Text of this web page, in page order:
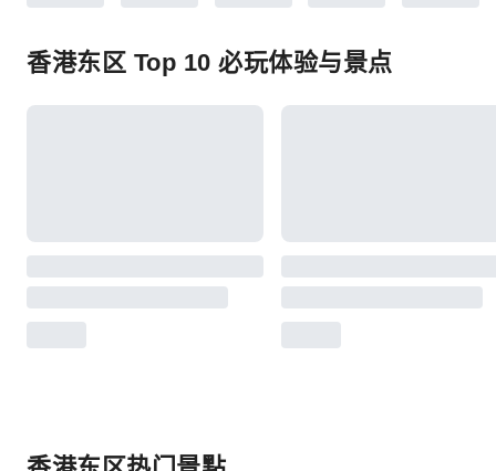
香港东区 Top 10 必玩体验与景点